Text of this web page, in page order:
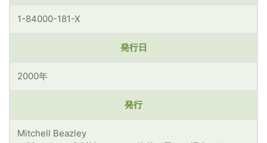
1-84000-181-X
発行日
2000年
発行
Mitchell Beazley